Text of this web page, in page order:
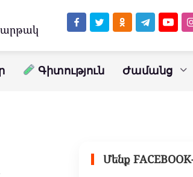
Գիտություն Ժամանց
Մենք